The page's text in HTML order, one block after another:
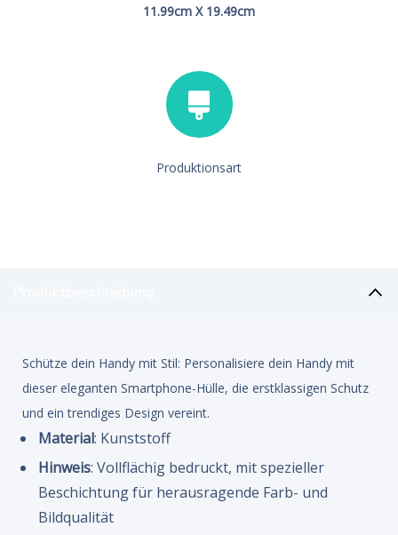
11.99cm X 19.49cm
Produktionsart
Schütze dein Handy mit Stil: Personalisiere dein Handy mit
dieser eleganten Smartphone-Hülle, die erstklassigen Schutz
und ein trendiges Design vereint.
Material: Kunststoff
Hinweis: Vollflächig bedruckt, mit spezieller
Beschichtung für herausragende Farb- und
Bildqualität